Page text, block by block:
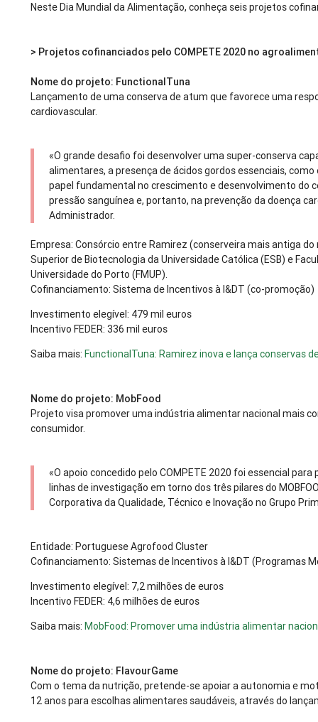
Neste Dia Mundial da Alimentação, conheça seis projetos
> Projetos cofinanciados pelo COMPETE 2020 no
Nome do projeto: FunctionalTuna
Lançamento de uma conserva de atum que favorece uma
cardiovascular.
«O grande desafio foi desenvolver uma super-conserva
alimentares, a presença de ácidos gordos essenciais, como
papel fundamental no crescimento e desenvolvimento do
pressão sanguínea e, portanto, na prevenção da doença
Administrador.
Empresa: Consórcio entre Ramirez (conserveira mais antiga
Superior de Biotecnologia da Universidade Católica (ESB) e
Universidade do Porto (FMUP).
Cofinanciamento: Sistema de Incentivos à I&DT (co-promoção)
Investimento elegível: 479 mil euros
Incentivo FEDER: 336 mil euros
Saiba mais: FunctionalTuna: Ramirez inova e lança conservas
Nome do projeto: MobFood
Projeto visa promover uma indústria alimentar nacional mais
consumidor.
«O apoio concedido pelo COMPETE 2020 foi essencial
linhas de investigação em torno dos três pilares do
Corporativa da Qualidade, Técnico e Inovação no Grupo
Entidade: Portuguese Agrofood Cluster
Cofinanciamento: Sistemas de Incentivos à I&DT (Programas
Investimento elegível: 7,2 milhões de euros
Incentivo FEDER: 4,6 milhões de euros
Saiba mais: MobFood: Promover uma indústria alimentar
Nome do projeto: FlavourGame
Com o tema da nutrição, pretende-se apoiar a autonomia e
12 anos para escolhas alimentares saudáveis, através do